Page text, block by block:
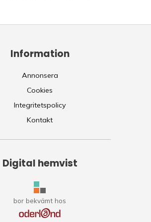
Information
Annonsera
Cookies
Integritetspolicy
Kontakt
Digital hemvist
bor bekvämt hos